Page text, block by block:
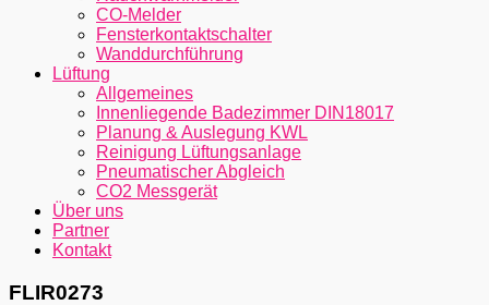
CO-Melder
Fensterkontaktschalter
Wanddurchführung
Lüftung
Allgemeines
Innenliegende Badezimmer DIN18017
Planung & Auslegung KWL
Reinigung Lüftungsanlage
Pneumatischer Abgleich
CO2 Messgerät
Über uns
Partner
Kontakt
FLIR0273